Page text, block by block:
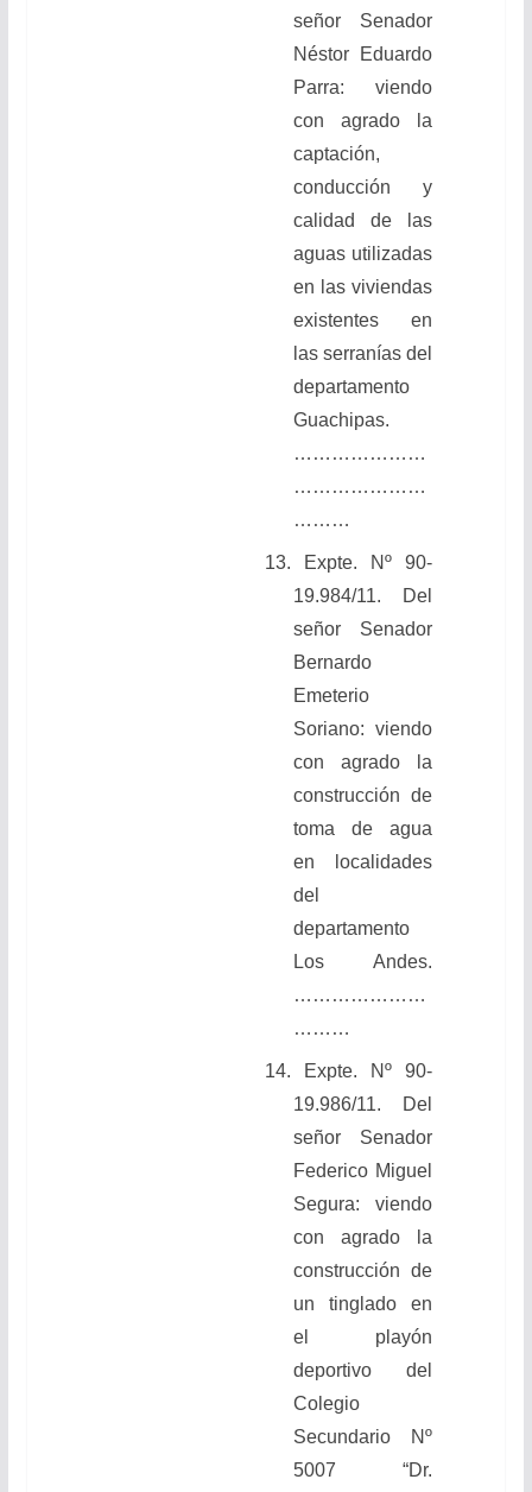
señor Senador
Néstor Eduardo
Parra: viendo
con agrado la
captación,
conducción y
calidad de las
aguas utilizadas
en las viviendas
existentes en
las serranías del
departamento
Guachipas.
…………………
…………………
………
13.
Expte. Nº 90-
19.984/11. Del
señor Senador
Bernardo
Emeterio
Soriano: viendo
con agrado la
construcción de
toma de agua
en localidades
del
departamento
Los Andes.
…………………
………
14.
Expte. Nº 90-
19.986/11. Del
señor Senador
Federico Miguel
Segura: viendo
con agrado la
construcción de
un tinglado en
el playón
deportivo del
Colegio
Secundario Nº
5007 “Dr.